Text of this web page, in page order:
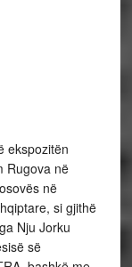
ekspozitën
Rugova në
në
si gjithë
Nju Jorku
së